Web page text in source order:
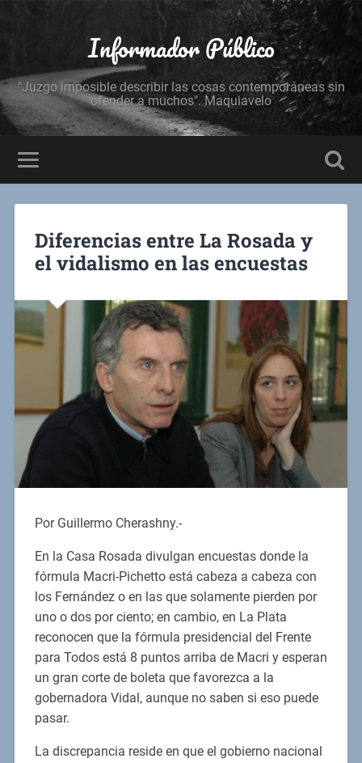
Informador Público
"Juzgo imposible describir las cosas contemporáneas sin
ofender a muchos". Maquiavelo
Diferencias entre La Rosada y
el vidalismo en las encuestas
Por Guillermo Cherashny.-
En la Casa Rosada divulgan encuestas donde la
fórmula Macri-Pichetto está cabeza a cabeza con
los Fernández o en las que solamente pierden por
uno o dos por ciento; en cambio, en La Plata
reconocen que la fórmula presidencial del Frente
para Todos está 8 puntos arriba de Macri y esperan
un gran corte de boleta que favorezca a la
gobernadora Vidal, aunque no saben si eso puede
pasar.
La discrepancia reside en que el gobierno nacional